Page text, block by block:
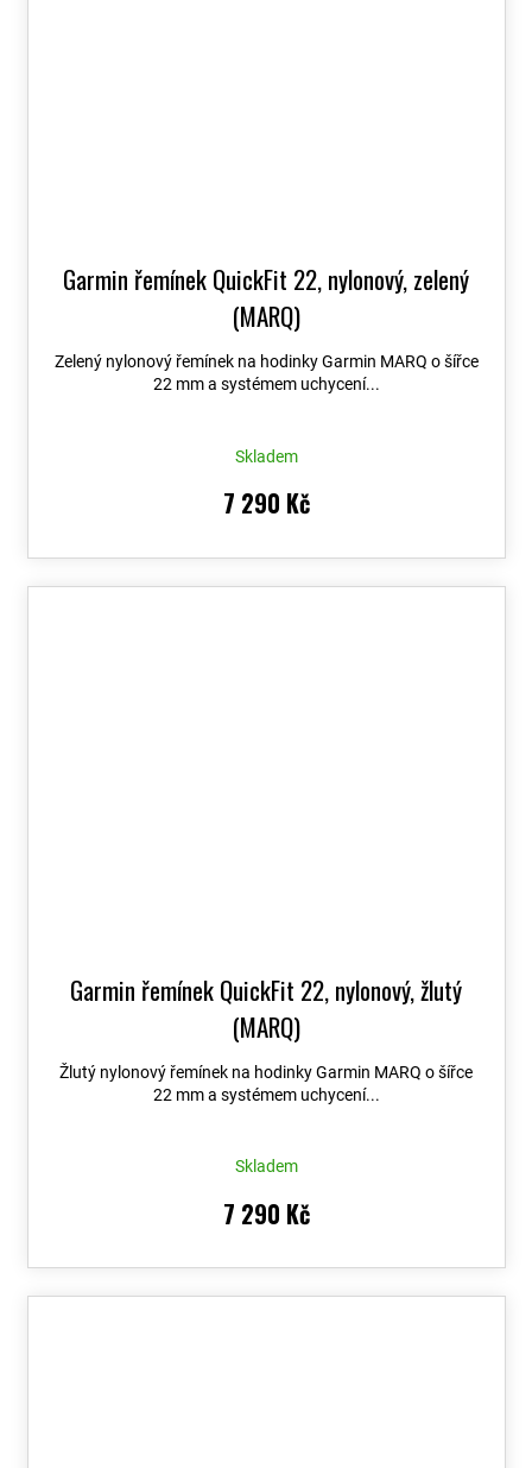
Garmin řemínek QuickFit 22, nylonový, zelený
(MARQ)
Zelený nylonový řemínek na hodinky Garmin MARQ o šířce
22 mm a systémem uchycení...
Skladem
7 290 Kč
Garmin řemínek QuickFit 22, nylonový, žlutý
(MARQ)
Žlutý nylonový řemínek na hodinky Garmin MARQ o šířce
22 mm a systémem uchycení...
Skladem
7 290 Kč